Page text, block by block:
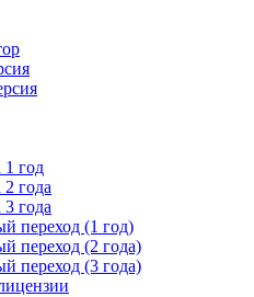
год
года
года
переход (1 год)
переход (2 года)
переход (3 года)